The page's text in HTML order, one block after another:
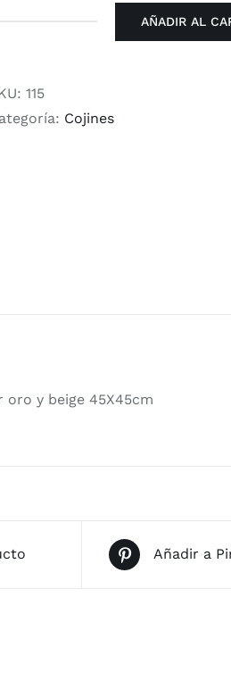
Capitoné
AÑADIR AL
115
Cojines
y beige 45X45cm
Añadir a